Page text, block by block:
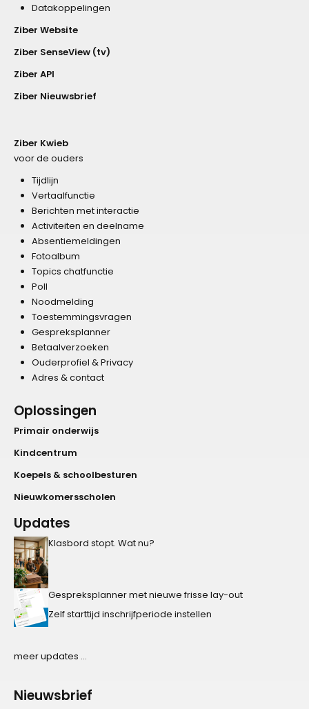
Datakoppelingen
Ziber Website
Ziber SenseView (tv)
Ziber API
Ziber Nieuwsbrief
Ziber Kwieb
voor de ouders
Tijdlijn
Vertaalfunctie
Berichten met interactie
Activiteiten en deelname
Absentiemeldingen
Fotoalbum
Topics chatfunctie
Poll
Noodmelding
Toestemmingsvragen
Gespreksplanner
Betaalverzoeken
Ouderprofiel & Privacy
Adres & contact
Oplossingen
Primair onderwijs
Kindcentrum
Koepels & schoolbesturen
Nieuwkomersscholen
Updates
Klasbord stopt. Wat nu?
Gespreksplanner met nieuwe frisse lay-out
Zelf starttijd inschrijfperiode instellen
meer updates ...
Nieuwsbrief